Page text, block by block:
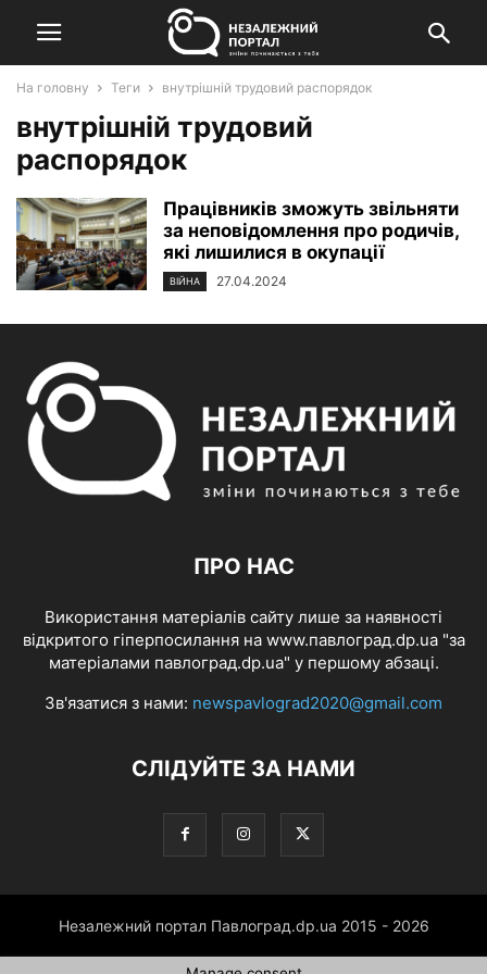
На головну Теги внутрішній трудовий распорядок
внутрішній трудовий
распорядок
Працівників зможуть звільняти
за неповідомлення про родичів,
які лишилися в окупації
ВІЙНА 27.04.2024
ПРО НАС
Використання матеріалів сайту лише за наявності
відкритого гіперпосилання на www.павлоград.dp.ua "за
матеріалами павлоград.dp.ua" у першому абзаці.
Зв'язатися з нами: newspavlograd2020@gmail.com
СЛІДУЙТЕ ЗА НАМИ
Незалежний портал Павлоград.dp.ua 2015 - 2026